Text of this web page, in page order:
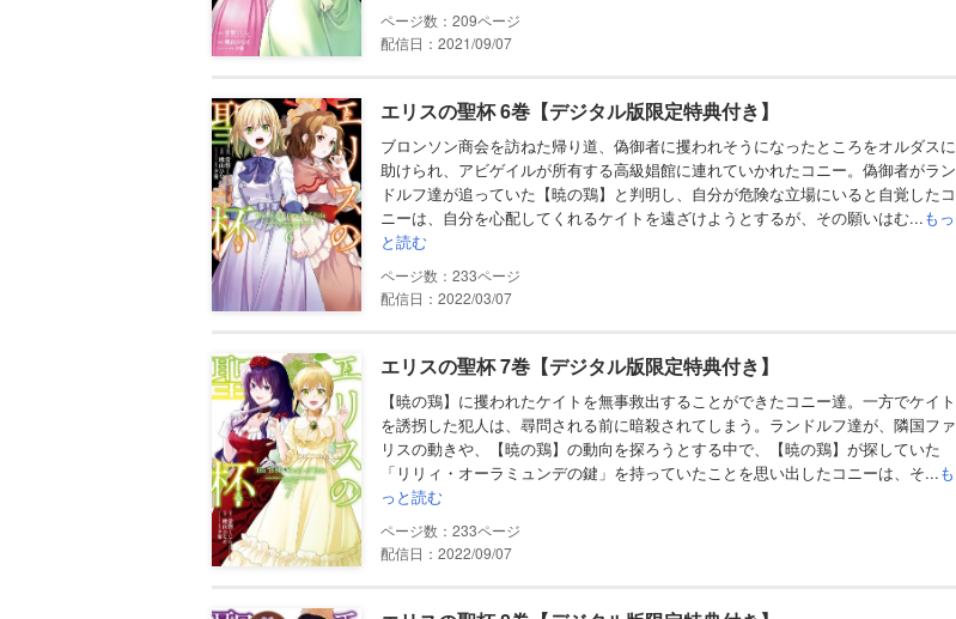
209
配信日：2021/09/07
エリスの聖杯 6巻【デジタル版限定特典付き】
ブロンソン商会を訪ねた帰り道、偽御者に攫われそうになったところをオルダスに
助けられ、アビゲイルが所有する高級娼館に連れていかれたコニー。偽御者がラン
ドルフ達が追っていた【暁の鶏】と判明し、自分が危険な立場にいると自覚したコ
ニーは、自分を心配してくれるケイトを遠ざけようとするが、その願いはむ...もっ
と読む
233
配信日：2022/03/07
エリスの聖杯 7巻【デジタル版限定特典付き】
【暁の鶏】に攫われたケイトを無事救出することができたコニー達。一方でケイト
を誘拐した犯人は、尋問される前に暗殺されてしまう。ランドルフ達が、隣国ファ
リスの動きや、【暁の鶏】の動向を探ろうとする中で、【暁の鶏】が探していた
「リリィ・オーラミュンデの鍵」を持っていたことを思い出したコニーは、そ...も
っと読む
233
配信日：2022/09/07